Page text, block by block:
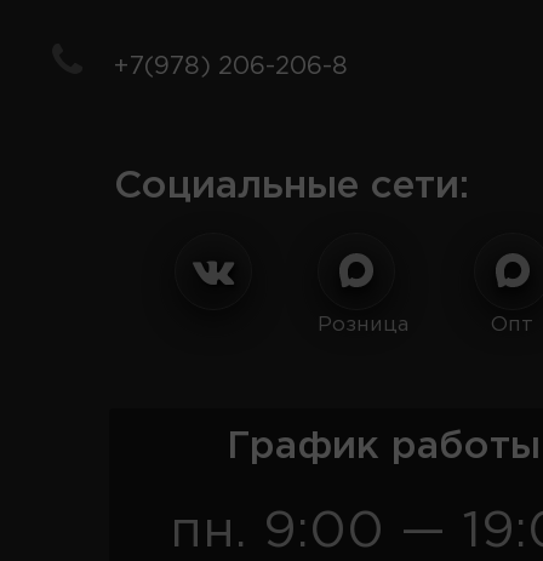
+7(978) 206-206-8
Социальные сети:
Розница Опт
График
пн. 9:00 —